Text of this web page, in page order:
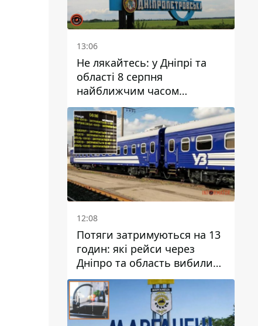
13:06
Не лякайтесь: у Дніпрі та
області 8 серпня
найближчим часом
очікується гроза
12:08
Потяги затримуються на 13
годин: які рейси через
Дніпро та область вибилися
з графіка